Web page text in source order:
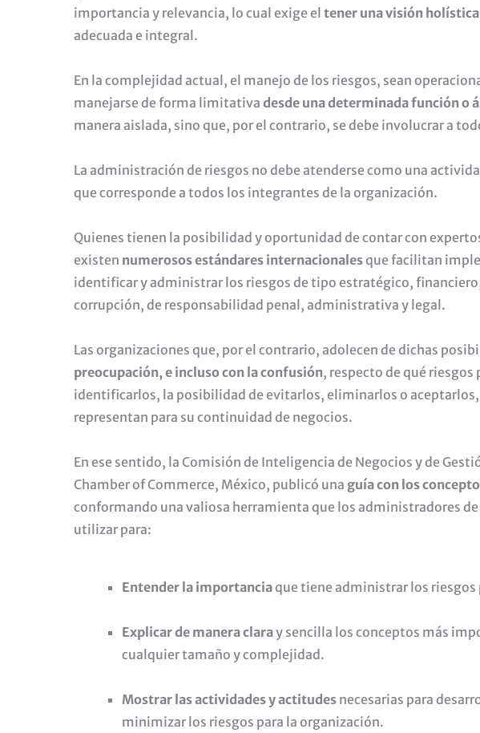
importancia y relevancia, lo cual exige el tener una visión holística
adecuada e integral.
En la complejidad actual, el manejo de los riesgos, sean
manejarse de forma limitativa desde una determinada función o
manera aislada, sino que, por el contrario, se debe involucrar a
La administración de riesgos no debe atenderse como una
que corresponde a todos los integrantes de la organización.
Quienes tienen la posibilidad y oportunidad de contar con
existen numerosos estándares internacionalesque facilitan
identificar y administrar los riesgos de tipo estratégico,
corrupción, de responsabilidad penal, administrativa y legal.
Las organizaciones que, por el contrario, adolecen de dichas
preocupación, e incluso con la confusión, respecto de qué
identificarlos, la posibilidad de evitarlos, eliminarlos o aceptarlos,
representan para su continuidad de negocios.
En ese sentido, la Comisión de Inteligencia de Negocios y de
Chamber of Commerce, México, publicó una guía con los
conformando una valiosa herramienta que los administradores
utilizar para:
Entender la importanciaque tiene administrar los riesgos
Explicar de manera claray sencilla los conceptos más
cualquier tamaño y complejidad.
Mostrar las actividades y actitudes necesarias para
minimizar los riesgos para la organización.